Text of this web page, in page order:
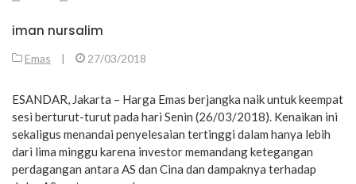
iman nursalim
Emas | 27/03/2018
ESANDAR, Jakarta – Harga Emas berjangka naik untuk keempat
sesi berturut-turut pada hari Senin (26/03/2018). Kenaikan ini
sekaligus menandai penyelesaian tertinggi dalam hanya lebih
dari lima minggu karena investor memandang ketegangan
perdagangan antara AS dan Cina dan dampaknya terhadap